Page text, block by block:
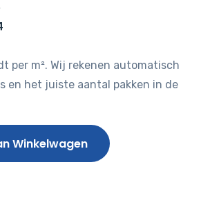
per m². Wij rekenen automatisch
en het juiste aantal pakken in de
Winkelwagen